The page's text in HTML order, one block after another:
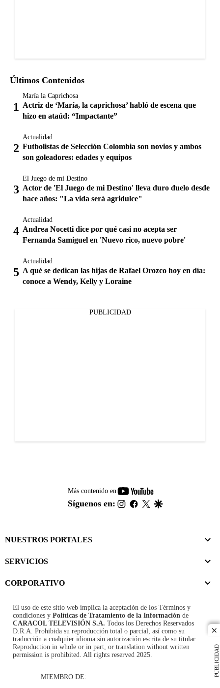
PUBLICIDAD
Últimos Contenidos
María la Caprichosa
Actriz de ‘María, la caprichosa’ habló de escena que
hizo en ataúd: “Impactante”
Actualidad
Futbolistas de Selección Colombia son novios y ambos
son goleadores: edades y equipos
El Juego de mi Destino
Actor de 'El Juego de mi Destino' lleva duro duelo desde
hace años: "La vida será agridulce"
Actualidad
Andrea Nocetti dice por qué casi no acepta ser
Fernanda Samiguel en 'Nuevo rico, nuevo pobre'
Actualidad
A qué se dedican las hijas de Rafael Orozco hoy en día:
conoce a Wendy, Kelly y Loraine
PUBLICIDAD
Más contenido en
youtube-
footer
Síguenos en: instagram
facebook
twitter
NUESTROS PORTALES
SERVICIOS
CORPORATIVO
El uso de este sitio web implica la aceptación de los Términos y
condiciones y Políticas de Tratamiento de la Información de
CARACOL TELEVISIÓN S.A. Todos los Derechos Reservados
D.R.A. Prohibida su reproducción total o parcial, así como su
traducción a cualquier idioma sin autorización escrita de su titular.
Reproduction in whole or in part, or translation without written
permission is prohibited. All rights reserved 2025.
MIEMBRO DE: